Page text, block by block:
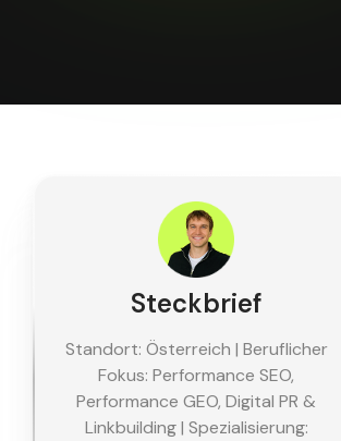
Steckbrief
Standort: Österreich | Beruflicher
Fokus: Performance SEO,
Performance GEO, Digital PR &
Linkbuilding | Spezialisierung: